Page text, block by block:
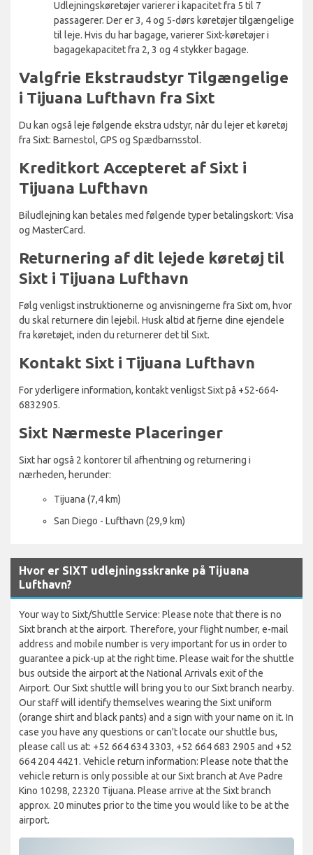
Udlejningskøretøjer varierer i kapacitet fra 5 til 7
passagerer. Der er 3, 4 og 5-dørs køretøjer tilgængelige
til leje. Hvis du har bagage, varierer Sixt-køretøjer i
bagagekapacitet fra 2, 3 og 4 stykker bagage.
Valgfrie Ekstraudstyr Tilgængelige
i Tijuana Lufthavn fra Sixt
Du kan også leje følgende ekstra udstyr, når du lejer et køretøj
fra Sixt: Barnestol, GPS og Spædbarnsstol.
Kreditkort Accepteret af Sixt i
Tijuana Lufthavn
Biludlejning kan betales med følgende typer betalingskort: Visa
og MasterCard.
Returnering af dit lejede køretøj til
Sixt i Tijuana Lufthavn
Følg venligst instruktionerne og anvisningerne fra Sixt om, hvor
du skal returnere din lejebil. Husk altid at fjerne dine ejendele
fra køretøjet, inden du returnerer det til Sixt.
Kontakt Sixt i Tijuana Lufthavn
For yderligere information, kontakt venligst Sixt på +52-664-
6832905.
Sixt Nærmeste Placeringer
Sixt har også 2 kontorer til afhentning og returnering i
nærheden, herunder:
Tijuana (7,4 km)
San Diego - Lufthavn (29,9 km)
Hvor er SIXT udlejningsskranke på Tijuana
Lufthavn?
Your way to Sixt/Shuttle Service: Please note that there is no
Sixt branch at the airport. Therefore, your flight number, e-mail
address and mobile number is very important for us in order to
guarantee a pick-up at the right time. Please wait for the shuttle
bus outside the airport at the National Arrivals exit of the
Airport. Our Sixt shuttle will bring you to our Sixt branch nearby.
Our staff will identify themselves wearing the Sixt uniform
(orange shirt and black pants) and a sign with your name on it. In
case you have any questions or can't locate our shuttle bus,
please call us at: +52 664 634 3303, +52 664 683 2905 and +52
664 204 4421. Vehicle return information: Please note that the
vehicle return is only possible at our Sixt branch at Ave Padre
Kino 10298, 22320 Tijuana. Please arrive at the Sixt branch
approx. 20 minutes prior to the time you would like to be at the
airport.